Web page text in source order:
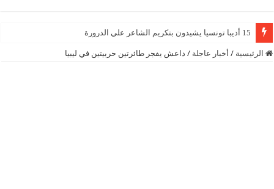
15 أديبا تونسيا يشيدون بتكريم الشاعر علي الدرورة
الرئيسية / أخبار عاجلة / داعش يفجر طائرتين حربيتين في ليبيا